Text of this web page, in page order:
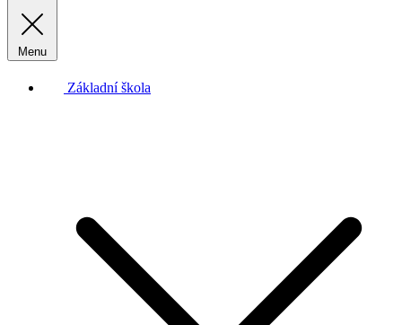
Menu
Základní škola